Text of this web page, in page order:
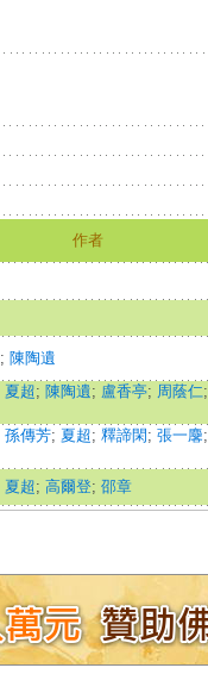
作者
; 陳陶遺
夏超; 陳陶遺; 盧香亭; 周蔭仁;
孫傳芳; 夏超; 釋諦閑 ; 張一麐;
夏超; 高爾登; 邵章